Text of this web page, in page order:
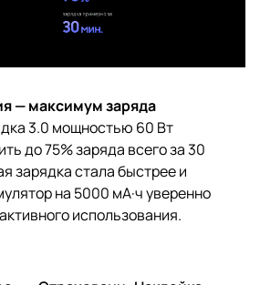
— максимум заряда
3.0 мощностью 60 Вт
до 75% заряда всего за 30
зарядка стала быстрее и
на 5000 мА·ч уверенно
использования.